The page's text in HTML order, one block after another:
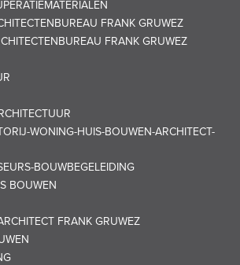
FRANK GRUWEZ
FRANK GRUWEZ
WONING-HUIS-BOUWEN-ARCHITECT-
BOUWBEGELEIDING
BOUWEN
FRANK GRUWEZ